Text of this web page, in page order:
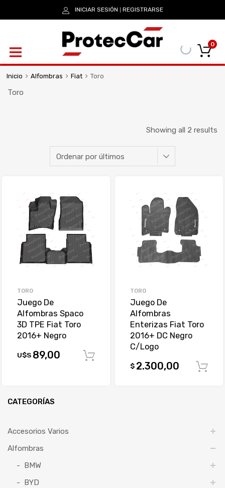
INICIAR SESIÓN REGISTRARSE
0
Inicio Alfombras Fiat Toro
Toro
Showing all 2 results
TORO
Juego De
Alfombras Spaco
3D TPE Fiat Toro
2016+ Negro
U$S 89,00
TORO
Juego De
Alfombras
Enterizas Fiat Toro
2016+ DC Negro
C/Logo
$ 2.300,00
CATEGORÍAS
Accesorios Varios
Alfombras
BMW
BYD